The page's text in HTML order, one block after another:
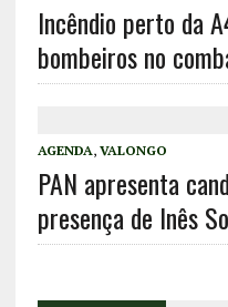
Incêndio perto da
bombeiros no
AGENDA, VALONGO
PAN apresenta
presença de Inês